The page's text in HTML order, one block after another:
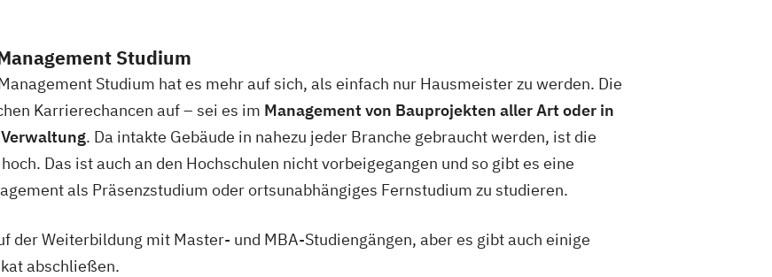
Informationssicherheit und IT-Risikomanagement –
Professional (in Kooperation mit der Hochschule
Burgenland)
LL.M Compliance
ESG und Risikomanagement (in Kooperation mit der
Hochschule Burgenland)
Hochschule Burgenland)
Studium
Studium hat es mehr auf sich, als einfach nur Hausmeister zu werden. Die
Karrierechancen auf – sei es im Management von Bauprojekten aller Art oder in
. Da intakte Gebäude in nahezu jeder Branche gebraucht werden, ist die
Das ist auch an den Hochschulen nicht vorbeigegangen und so gibt es eine
als Präsenzstudium oder ortsunabhängiges Fernstudium zu studieren.
der Weiterbildung mit Master- und MBA-Studiengängen, aber es gibt auch einige
abschließen.